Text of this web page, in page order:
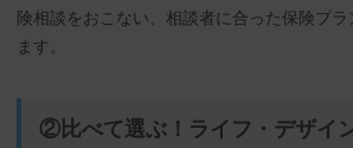
険相談をおこない、相談者に合った保険プ
ます。
②比べて選ぶ！ライフ・デザイ